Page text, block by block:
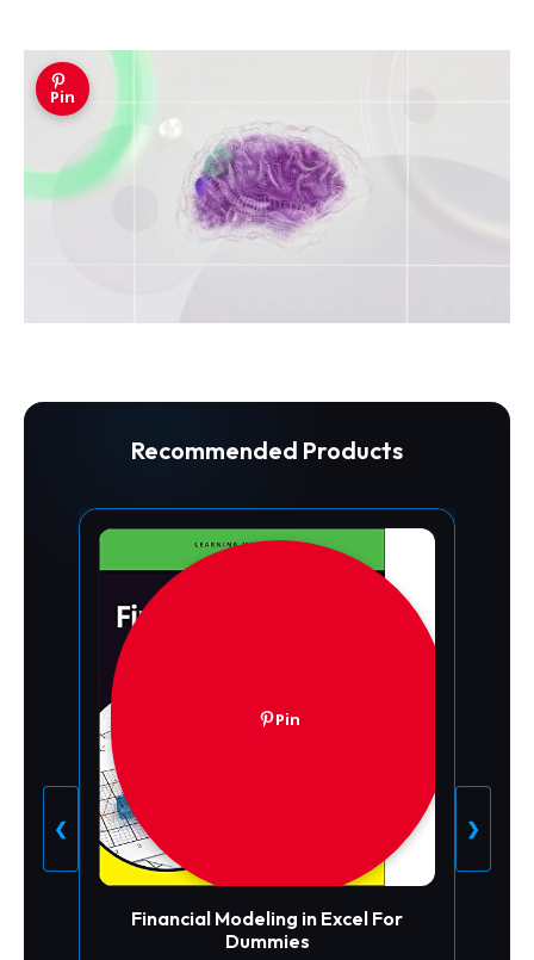
Pin
Recommended Products
❮
Pin
Financial Modeling in Excel For
Dummies
❯